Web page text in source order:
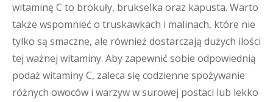
witaminę C to brokuły, brukselka oraz kapusta. Warto
także wspomnieć o truskawkach i malinach, które nie
tylko są smaczne, ale również dostarczają dużych ilości
tej ważnej witaminy. Aby zapewnić sobie odpowiednią
podaż witaminy C, zaleca się codzienne spożywanie
różnych owoców i warzyw w surowej postaci lub lekko